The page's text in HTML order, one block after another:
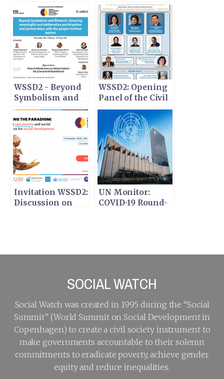
WSSD2 - Beyond
Symbolism and
Rhetoric:
Ensuring
meaningful and
deliberative
participation and
partnerships with
the people
furthest behind
WSSD2: Opening
Panel of the Civil
Society Forum in
Doha
Invitation WSSD2:
Discussion on
protection for
UN Monitor:
COVID-19 Round-
14/05/2020
SOCIAL WATCH
Social Watch was created in 1995 during the “Social
Summit” (World Summit on Social Development in
Copenhagen) to create a civil society instrument to
make governments accountable to their solemn
commitments to eradicate poverty, achieve gender
equity and reduce inequalities.